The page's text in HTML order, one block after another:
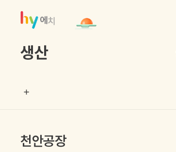
생산
천안공장